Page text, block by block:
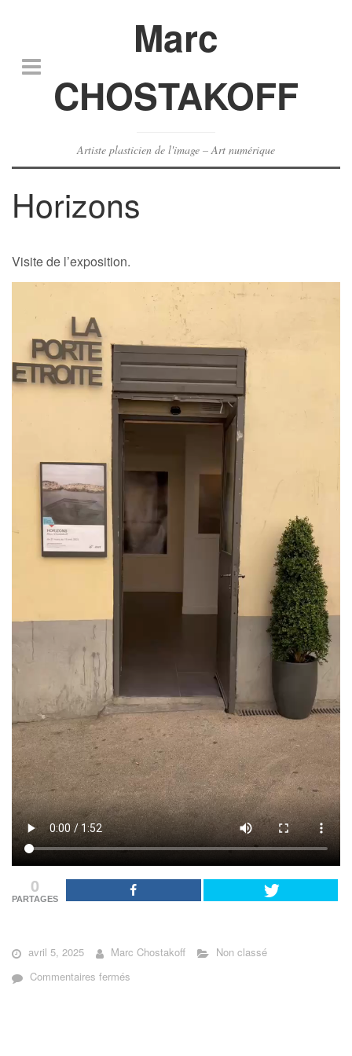
Marc
CHOSTAKOFF
Artiste plasticien de l'image – Art numérique
Horizons
Visite de l’exposition.
0
PARTAGES
avril 5, 2025 Marc Chostakoff
Non classé
Commentaires fermés